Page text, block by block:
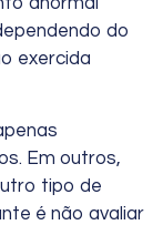
do
exercida
Em outros,
tipo de
é não avaliar